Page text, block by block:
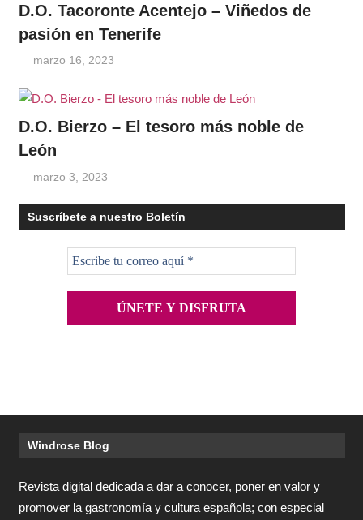
D.O. Tacoronte Acentejo – Viñedos de
pasión en Tenerife
marzo 16, 2023
D.O. Bierzo – El tesoro más noble de
León
marzo 3, 2023
Suscríbete a nuestro Boletín
Windrose Blog
Revista digital dedicada a dar a conocer, poner en valor y
promover la gastronomía y cultura española; con especial